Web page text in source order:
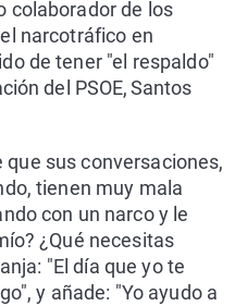
colaborador de los
narcotráfico en
de tener "el respaldo"
del PSOE, Santos
sus conversaciones,
tienen muy mala
con un narco y le
¿Qué necesitas
"El día que yo te
y añade: "Yo ayudo a